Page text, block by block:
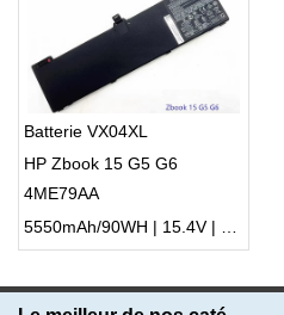
Batterie VX04XL
HP Zbook 15 G5 G6
4ME79AA
5550mAh/90WH | 15.4V | Li-ion ...